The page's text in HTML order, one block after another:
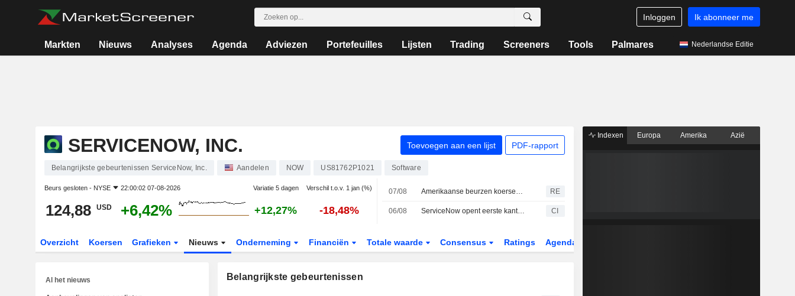
Inloggen Ik abonneer me
Markten Nieuws Analyses Agenda Adviezen Portefeuilles Lijsten Trading Screeners Tools Palmares Nederlandse Editie
SERVICENOW, INC. Toevoegen aan een lijst PDF-rapport
Belangrijkste gebeurtenissen ServiceNow, Inc. Aandelen NOW US81762P1021 Software
Beurs gesloten - NYSE 22:00:02 07-08-2026 Variatie 5 dagen Verschil t.o.v. 1 jan (%)
124,88 USD +6,42% +12,27% -18,48%
07/08 Amerikaanse beurzen koersen af op hogere opening na onverwachte daling werkgelegenheid RE
06/08 ServiceNow opent eerste kantoor in Brazilië en breidt academische partnerschappen uit voor regionaal AI-talent CI
Overzicht Koersen Grafieken Nieuws Onderneming Financiën Totale waarde Consensus Ratings Agenda
Belangrijkste gebeurtenissen
Al het nieuws
Indexen Europa Amerika Azië